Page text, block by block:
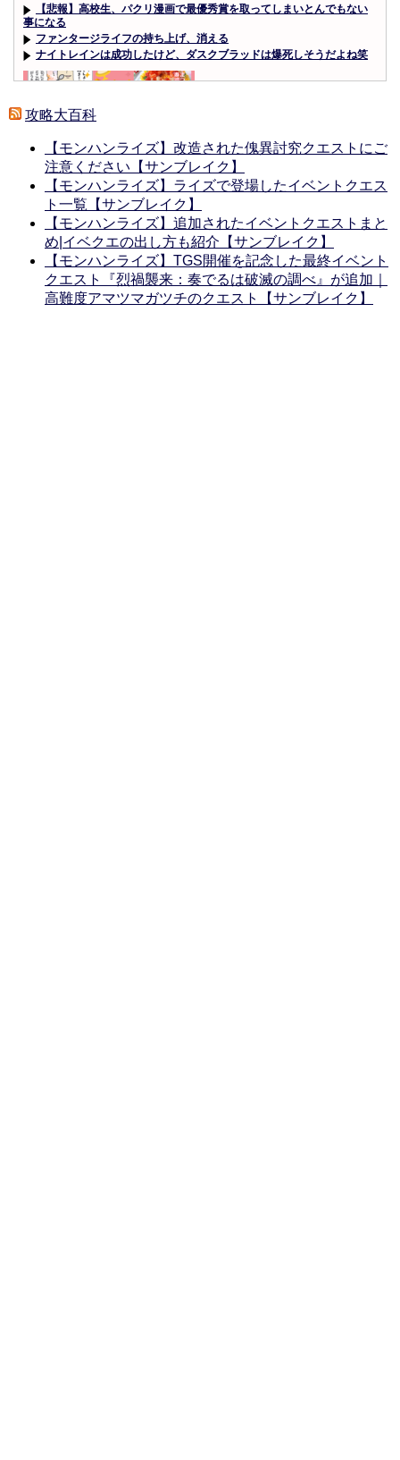
【悲報】高校生、パクリ漫画で最優秀賞を取ってしまいとんでもない
事になる
ファンタージライフの持ち上げ、消える
ナイトレインは成功したけど、ダスクブラッドは爆死しそうだよね笑
Powered by livedoor 相互RSS
攻略大百科
【モンハンライズ】改造された傀異討究クエストにご
注意ください【サンブレイク】
【モンハンライズ】ライズで登場したイベントクエス
ト一覧【サンブレイク】
【モンハンライズ】追加されたイベントクエストまと
め|イベクエの出し方も紹介【サンブレイク】
【モンハンライズ】TGS開催を記念した最終イベント
クエスト『烈禍襲来：奏でるは破滅の調べ』が追加｜
高難度アマツマガツチのクエスト【サンブレイク】